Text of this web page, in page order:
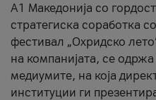
A1 Македонија со
стратегиска соработка
фестивал „Охридско
на компанијата, се
медиумите, на која
институции ги